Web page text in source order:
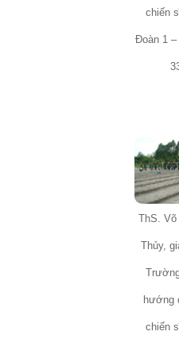
chiến
Đoàn 1
ThS.
Thủy,
hướng
chiến